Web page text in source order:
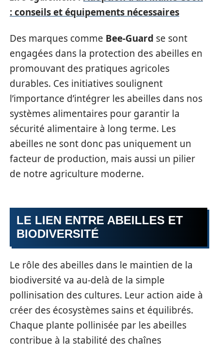
: conseils et équipements nécessaires
Des marques comme Bee-Guard se sont
engagées dans la protection des abeilles en
promouvant des pratiques agricoles
durables. Ces initiatives soulignent
l’importance d’intégrer les abeilles dans nos
systèmes alimentaires pour garantir la
sécurité alimentaire à long terme. Les
abeilles ne sont donc pas uniquement un
facteur de production, mais aussi un pilier
de notre agriculture moderne.
LE LIEN ENTRE ABEILLES ET
BIODIVERSITÉ
Le rôle des abeilles dans le maintien de la
biodiversité va au-delà de la simple
pollinisation des cultures. Leur action aide à
créer des écosystèmes sains et équilibrés.
Chaque plante pollinisée par les abeilles
contribue à la stabilité des chaînes